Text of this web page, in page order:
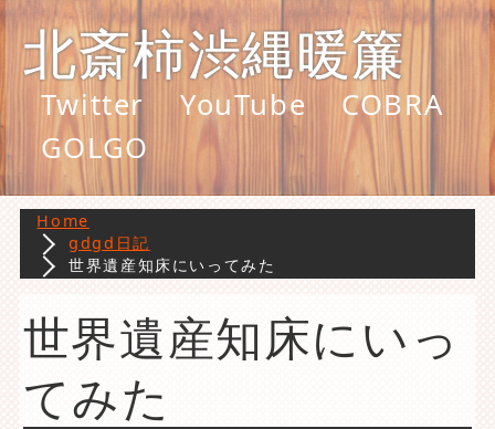
北斎柿渋縄暖簾
Twitter YouTube
COBRA
GOLGO
Home
gdgd日記
世界遺産知床にいってみた
世界遺産知床にいっ
てみた